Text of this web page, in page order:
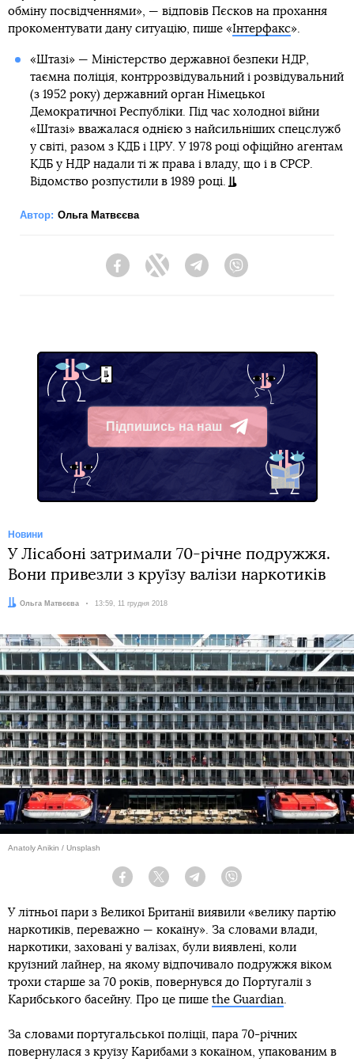
обміну посвідченнями», — відповів Пєсков на прохання
прокоментувати дану ситуацію, пише «Інтерфакс».
«Штазі» — Міністерство державної безпеки НДР,
таємна поліція, контррозвідувальний і розвідувальний
(з 1952 року) державний орган Німецької
Демократичної Республіки. Під час холодної війни
«Штазі» вважалася однією з найсильніших спецслужб
у світі, разом з КДБ і ЦРУ. У 1978 році офіційно агентам
КДБ у НДР надали ті ж права і владу, що і в СРСР.
Відомство розпустили в 1989 році.
Автор: Ольга Матвєєва
FacebookTwitter Telegram
Підпишись на наш
Telegram
Новини
У Лісабоні затримали 70-річне подружжя.
Вони привезли з круїзу валізи наркотиків
Автор:
Ольга Матвєєва Дата:
13:59, 11 грудня 2018
Anatoly Anikin / Unsplash
Facebook Twitter Telegram
У літньої пари з Великої Британії виявили «велику партію
наркотиків, переважно — кокаїну». За словами влади,
наркотики, заховані у валізах, були виявлені, коли
круїзний лайнер, на якому відпочивало подружжя віком
трохи старше за 70 років, повернувся до Португалії з
Карибського басейну. Про це пише the Guardian.
За словами португальської поліції, пара 70-річних
повернулася з круїзу Карибами з кокаїном, упакованим в